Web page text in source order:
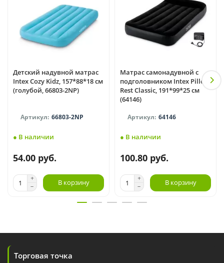
Детский надувной матрас
Intex Cozy Kidz, 157*88*18 см
(голубой, 66803-2NP)
66803-2NP
● В наличии
54.00 руб.
В корзину
Матрас самонадувной с
подголовником Intex Pillow
Rest Classic, 191*99*25 см
(64146)
64146
● В наличии
100.80 руб.
В корзину
Торговая точка